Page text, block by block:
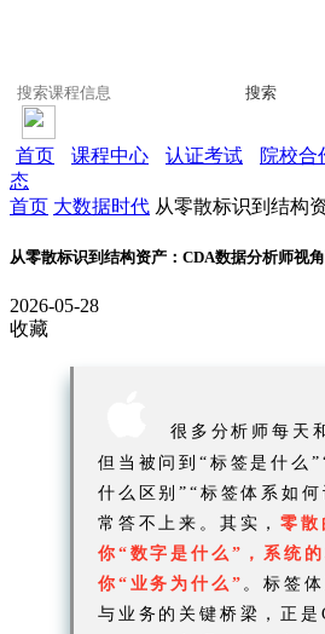
搜索
首页 课程中心 认证考试 院校合
态
首页 大数据时代 从零散标识到结构
从零散标识到结构资产：CDA数据分析师视
2026-05-28
收藏
很多分析师每天
但当被问到“标签是什么
什么区别”“标签体系如何
常答不上来。其实，零散
你“数字是什么”，系统
你“业务为什么” 。标签
与业务的关键桥梁，正